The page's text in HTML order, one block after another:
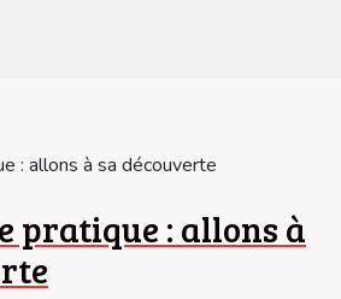
: allons à sa découverte
pratique : allons à